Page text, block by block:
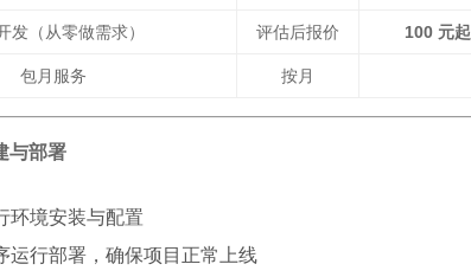
发（从零做需求） 评估后报价 100 元起
包月服务 按月
与部署
环境安装与配置
运行部署，确保项目正常上线